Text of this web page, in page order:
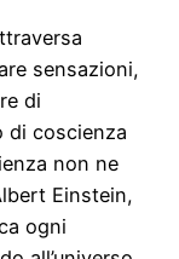
sensazioni,
di
di coscienza
non ne
Einstein,
ogni